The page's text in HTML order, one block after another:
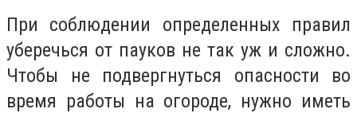
При соблюдении определенных правил
уберечься от пауков не так уж и сложно.
Чтобы не подвергнуться опасности во
время работы на огороде, нужно иметь